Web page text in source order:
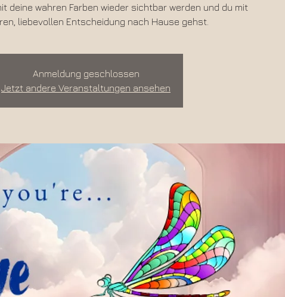
deine wahren Farben wieder sichtbar werden und du mit
liebevollen Entscheidung nach Hause gehst.
Anmeldung geschlossen
Jetzt andere Veranstaltungen ansehen